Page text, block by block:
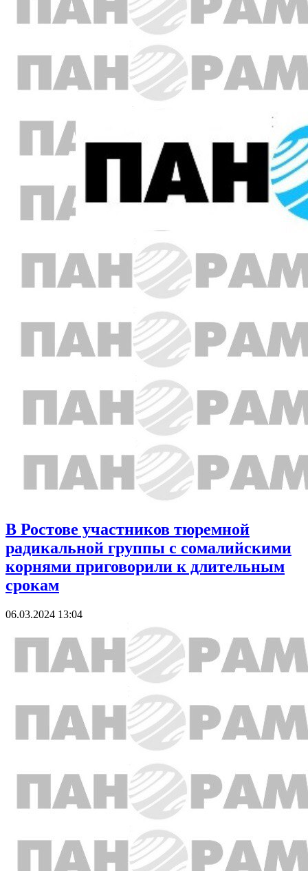
В Ростове участников тюремной
радикальной группы с сомалийскими
корнями приговорили к длительным
срокам
06.03.2024 13:04